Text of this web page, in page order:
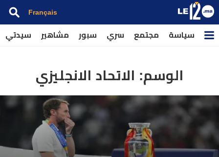
Français
سياسة مجتمع سري سبور مشاهير سيدتي
الوسم: الاتحاد الانجليزي